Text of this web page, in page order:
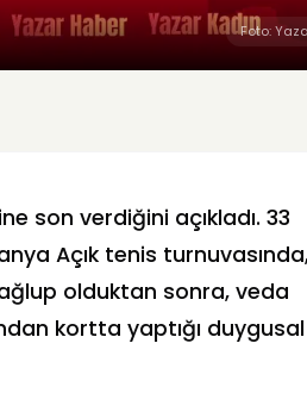
Foto:
son verdiğini açıkladı. 33
Açık tenis
olduktan sonra, veda
kortta yaptığı